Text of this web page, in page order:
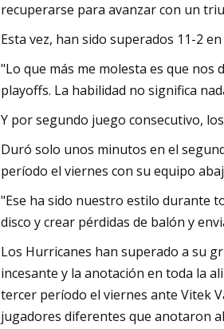
recuperarse para avanzar con un
Esta vez, han sido superados 11-2
"Lo que más me molesta es que
playoffs. La habilidad no significa
Y por segundo juego consecutivo,
Duró solo unos minutos en el
período el viernes con su equipo
"Ese ha sido nuestro estilo durante
disco y crear pérdidas de balón y
Los Hurricanes han superado a su
incesante y la anotación en toda la
tercer período el viernes ante Vitek
jugadores diferentes que anotaron